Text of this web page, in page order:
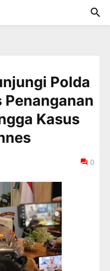
Polda
Penanganan
Kasus
0